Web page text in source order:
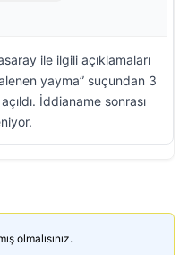
ile ilgili açıklamaları
yayma” suçundan 3
İddianame sonrası
olmalısınız.